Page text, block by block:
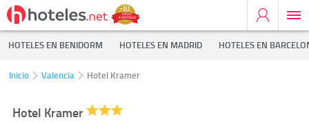
HOTELES EN BENIDORM HOTELES EN MADRID HOTELES EN
Inicio Valencia Hotel Kramer
Hotel Kramer